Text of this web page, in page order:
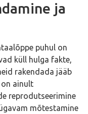
ja
puhul on
küll hulga fakte,
rakendada jääb
on ainult
reprodutseerimine
mõtestamine